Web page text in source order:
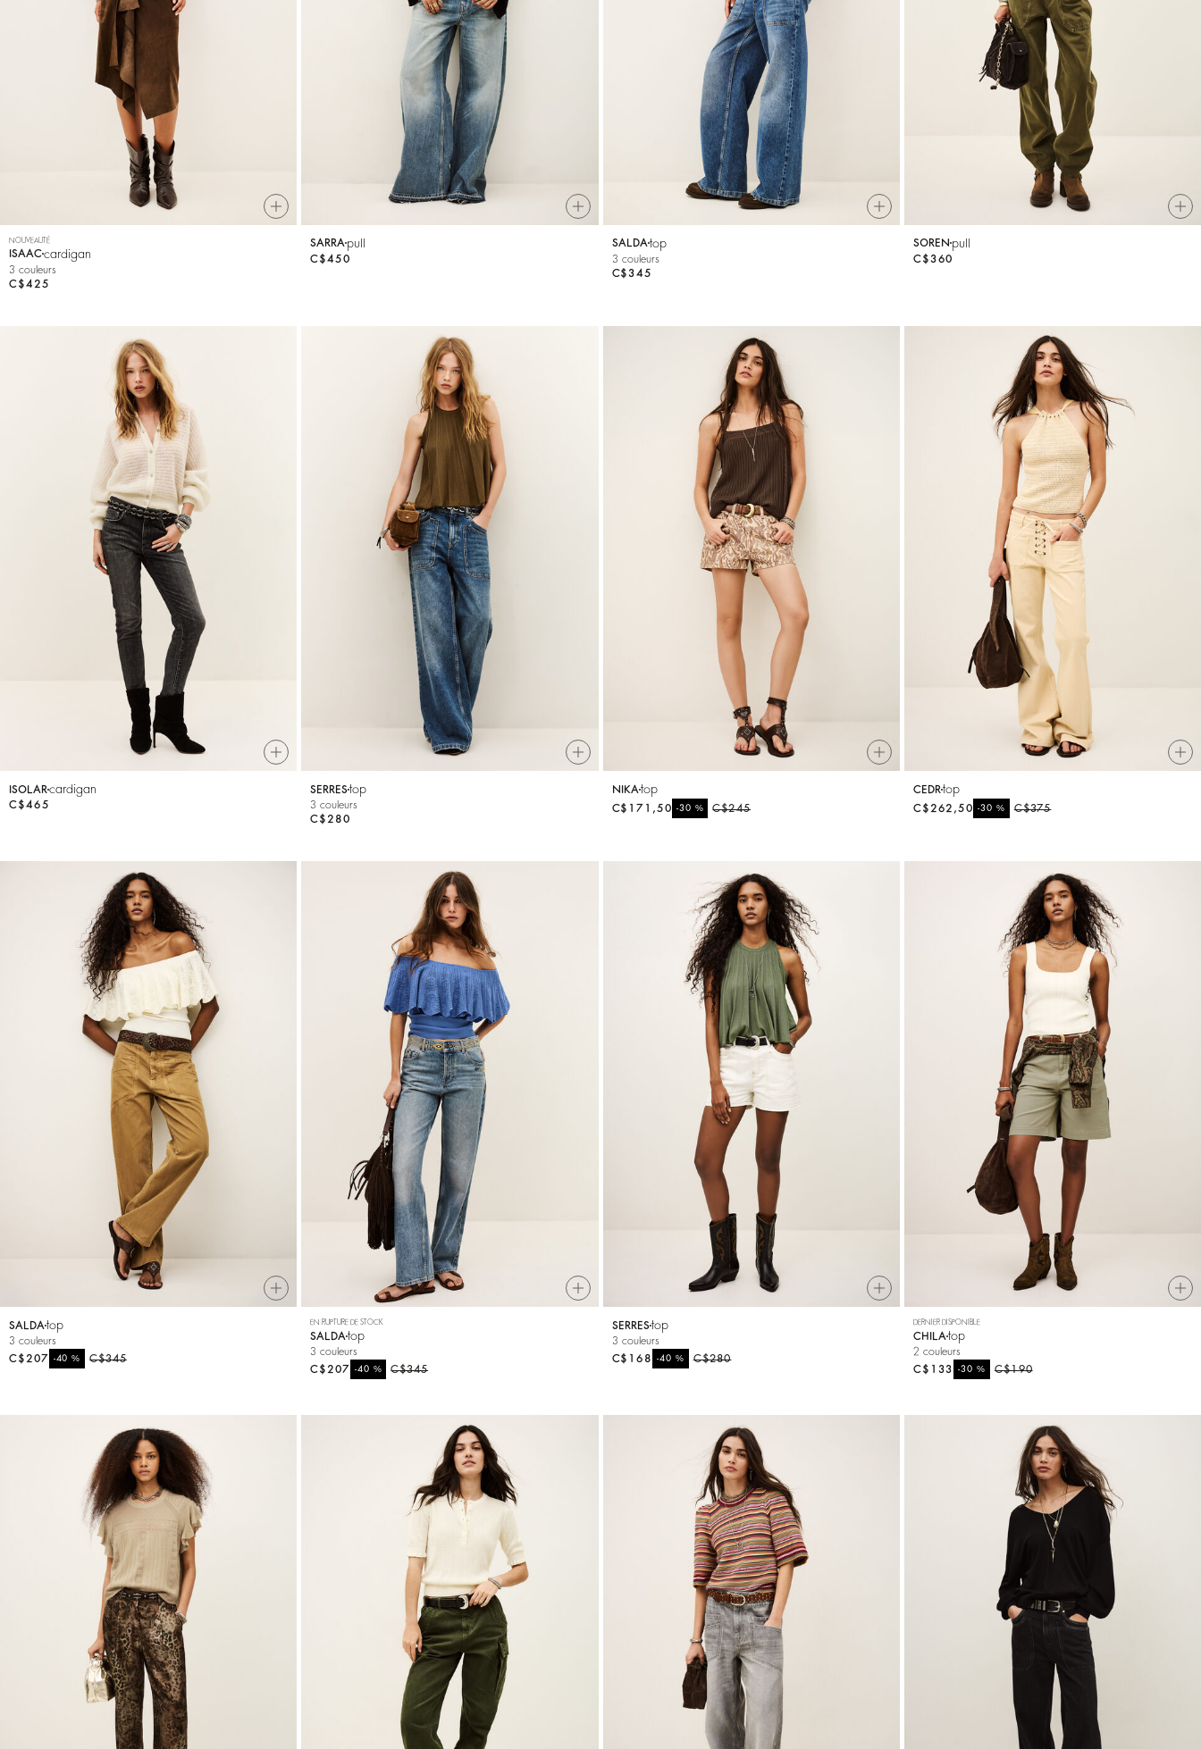
Mailles
NOUVEAUTÉ
ISAACcardigan
3 couleurs
C$425
SARRA pull
C$450
SALDA top
3 couleurs
C$345
SOREN pull
C$360
ISOLAR cardigan
C$465
SERREStop
3 couleurs
C$280
NIKA top
C$245
-30 %
C$171,50
CEDR top
C$375
-30 %
C$262,50
SALDA top
3 couleurs
C$345
-40%
C$207
EN RUPTURE DE STOCK
SALDAtop
3 couleurs
C$345
-40 %
C$207
SERREStop
3 couleurs
C$280
-40 %
C$168
DERNIER DISPONIBLE
CHILA top
2 couleurs
C$190
-30%
C$133